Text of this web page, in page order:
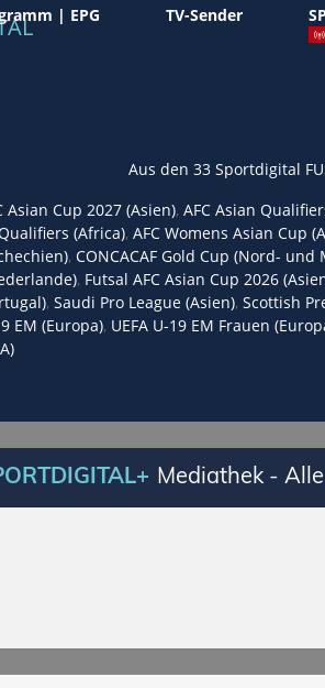
| EPG TV-Sender
Aus den 33 Sportdigital
Asian Cup 2027 (Asien), AFC Asian
(Africa), AFC Womens Asian Cup
, CONCACAF Gold Cup (Nord-
, Futsal AFC Asian Cup 2026
, Saudi Pro League (Asien), Scottish
EM (Europa), UEFA U-19 EM Frauen
Mediathek -